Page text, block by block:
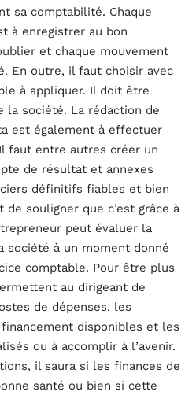
sa comptabilité. Chaque
à enregistrer au bon
et chaque mouvement
En outre, il faut choisir avec
à appliquer. Il doit être
la société. La rédaction de
est également à effectuer
faut entre autres créer un
de résultat et annexes
définitifs fiables et bien
souligner que c’est grâce à
peut évaluer la
société à un moment donné
comptable. Pour être plus
au dirigeant de
de dépenses, les
disponibles et les
ou à accomplir à l’avenir.
il saura si les finances de
santé ou bien si cette